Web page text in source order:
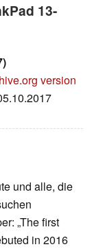
13-
version
und alle, die
„The first
in 2016